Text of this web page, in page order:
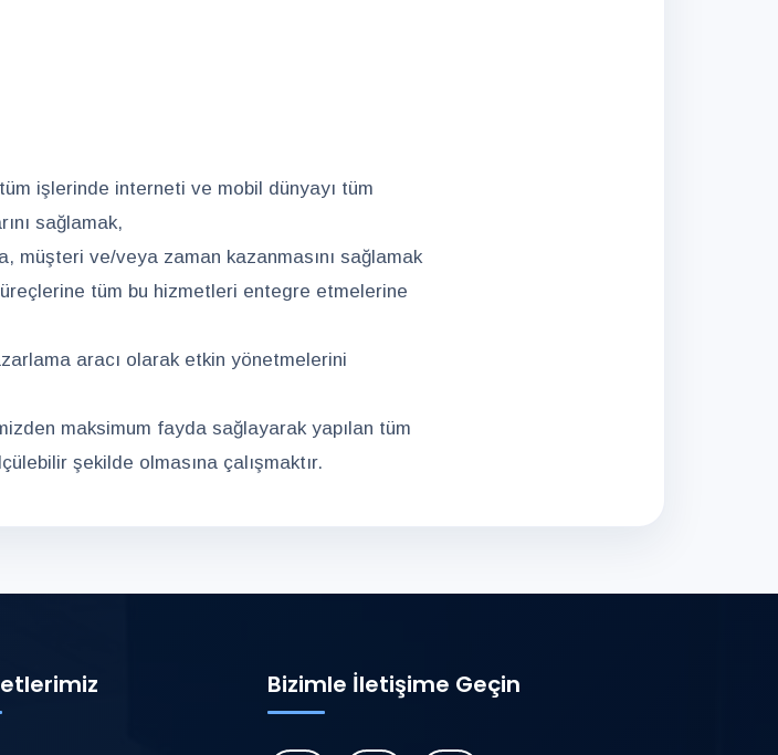
işlerinde interneti ve mobil dünyayı tüm
sağlamak,
müşteri ve/veya zaman kazanmasını sağlamak
tüm bu hizmetleri entegre etmelerine
aracı olarak etkin yönetmelerini
maksimum fayda sağlayarak yapılan tüm
şekilde olmasına çalışmaktır.
Bizimle İletişime Geçin